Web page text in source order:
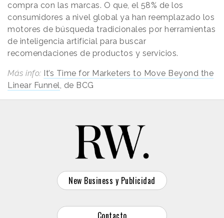
compra con las marcas. O que, el 58% de los
consumidores a nivel global ya han reemplazado los
motores de búsqueda tradicionales por herramientas
de inteligencia artificial para buscar
recomendaciones de productos y servicios.
Más info: It’s Time for Marketers to Move Beyond the
Linear Funnel, de BCG
New Business y Publicidad